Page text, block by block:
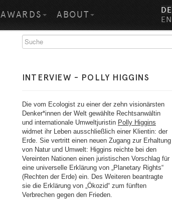
AWARDS ABOUT
DE
EN
INTERVIEW - POLLY HIGGINS
Die vom Ecologist zu einer der zehn visionärsten
Denker*innen der Welt gewählte Rechtsanwältin
und internationale Umweltjuristin Polly Higgins
widmet ihr Leben ausschließlich einer Klientin: der
Erde. Sie vertritt einen neuen Zugang zur Erhaltung
von Natur und Umwelt: Higgins reichte bei den
Vereinten Nationen einen juristischen Vorschlag für
eine universelle Erklärung von „Planetary Rights“
(Rechten der Erde) ein. Des Weiteren beantragte
sie die Erklärung von „Ökozid“ zum fünften
Verbrechen gegen den Frieden.